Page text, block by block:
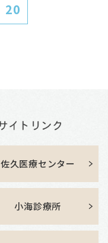
20
佐久医療センター
小海診療所